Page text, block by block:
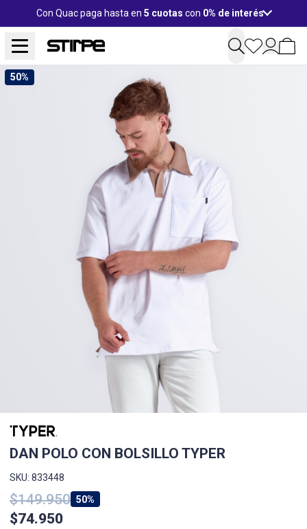
Con Quac paga hasta en 5 cuotas con 0% de interés
50%
DAN POLO CON BOLSILLO TYPER
SKU: 833448
$149.950 50%
$74.950